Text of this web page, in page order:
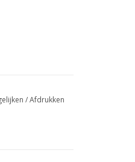
van de door
5590 VR
/Afdrukken